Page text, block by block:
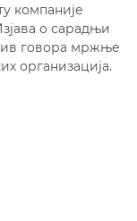
компаније
о сарадњи
говора мржње
организација.